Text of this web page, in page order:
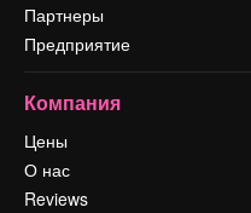
Партнеры
Предприятие
Компания
Цены
О нас
Reviews